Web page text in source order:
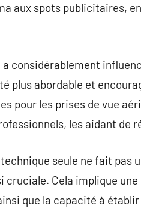
aux spots publicitaires,
considérablement
plus abordable et
pour les prises de vue
les aidant de
seule ne fait pas
Cela implique
que la capacité à